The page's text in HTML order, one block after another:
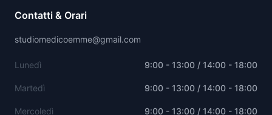
Contatti & Orari
studiomedicoemme@gmail.com
Lunedì 9:00 - 13:00 / 14:00 - 18:00
Martedì 9:00 - 13:00 / 14:00 - 18:00
Mercoledì 9:00 - 13:00 / 14:00 - 18:00